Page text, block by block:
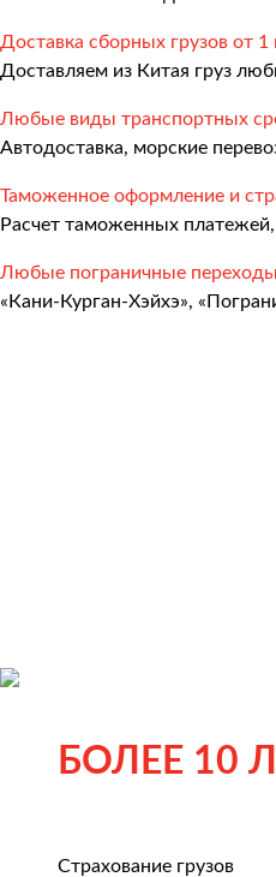
Контейнерные перевозки
Морские и речные
Авиадоставка
Негабаритные перевозки
Доставка сборных грузов от 1
Доставляем из Китая груз
Любые виды транспортных
Автодоставка, морские
Таможенное оформление и
Расчет таможенных
Любые пограничные переходы
«Кани-Курган-Хэйхэ»,
БОЛЕЕ 10
Страхование грузов